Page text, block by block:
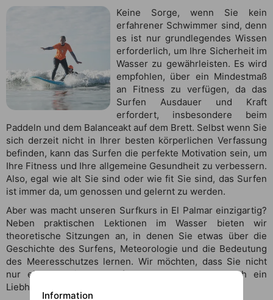
Keine Sorge, wenn Sie kein
erfahrener Schwimmer sind, denn
es ist nur grundlegendes Wissen
erforderlich, um Ihre Sicherheit im
Wasser zu gewährleisten. Es wird
empfohlen, über ein Mindestmaß
an Fitness zu verfügen, da das
Surfen Ausdauer und Kraft
erfordert, insbesondere beim
Paddeln und dem Balanceakt auf dem Brett. Selbst wenn Sie
sich derzeit nicht in Ihrer besten körperlichen Verfassung
befinden, kann das Surfen die perfekte Motivation sein, um
Ihre Fitness und Ihre allgemeine Gesundheit zu verbessern.
Also, egal wie alt Sie sind oder wie fit Sie sind, das Surfen
ist immer da, um genossen und gelernt zu werden.
Aber was macht unseren Surfkurs in El Palmar einzigartig?
Neben praktischen Lektionen im Wasser bieten wir
theoretische Sitzungen an, in denen Sie etwas über die
Geschichte des Surfens, Meteorologie und die Bedeutung
des Meeresschutzes lernen. Wir möchten, dass Sie nicht
nur ein geschickter Surfer werden, sondern auch ein
Liebhaber und Beschützer des Ozeans.
Information